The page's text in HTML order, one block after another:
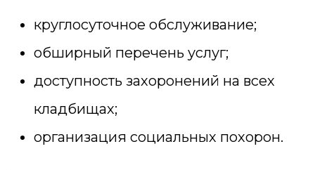
круглосуточное обслуживание;
обширный перечень услуг;
доступность захоронений на всех
кладбищах;
организация социальных похорон.